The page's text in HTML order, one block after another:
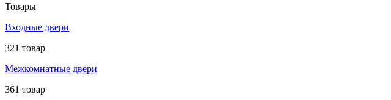
Товары
Входные двери
321 товар
Межкомнатные двери
361 товар